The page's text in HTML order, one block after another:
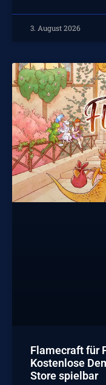
3. August 2026
Flamecraft für
Kostenlose
Store spielbar